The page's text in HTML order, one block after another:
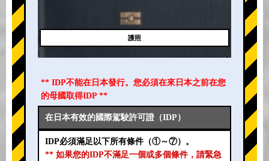
護照
** IDP不能在日本發行。您必須在來日本之前在您
的母國取得IDP **
在日本有效的國際駕駛許可證（IDP）
IDP必須滿足以下所有條件（①～⑦）。
** 如果您的IDP不滿足一個或多個條件，請緊急